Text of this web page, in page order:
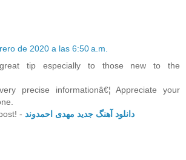
de 2020 a las 6:50 a.m.
tip especially to those new to the
precise informationâ€¦ Appreciate your
- دانلود آهنگ جدید مهدی احمدوند